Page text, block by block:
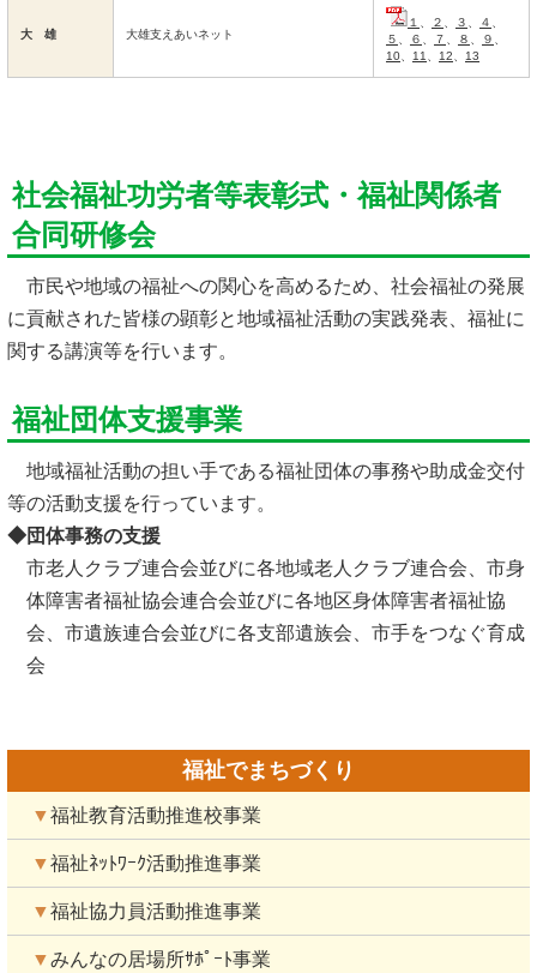
大 雄 大雄支えあいネット
１ 、 ２ 、 ３ 、 ４ 、
５ 、 ６ 、 ７ 、 ８ 、 ９ 、
10、 11、 12、 13
社会福祉功労者等表彰式・福祉関係者
合同研修会
市民や地域の福祉への関心を高めるため、社会福祉の発展
に貢献された皆様の顕彰と地域福祉活動の実践発表、福祉に
関する講演等を行います。
福祉団体支援事業
地域福祉活動の担い手である福祉団体の事務や助成金交付
等の活動支援を行っています。
◆団体事務の支援
市老人クラブ連合会並びに各地域老人クラブ連合会、市身
体障害者福祉協会連合会並びに各地区身体障害者福祉協
会、市遺族連合会並びに各支部遺族会、市手をつなぐ育成
会
福祉でまちづくり
▼福祉教育活動推進校事業
▼福祉ﾈｯﾄﾜｰｸ活動推進事業
▼福祉協力員活動推進事業
▼みんなの居場所ｻﾎﾟｰﾄ事業